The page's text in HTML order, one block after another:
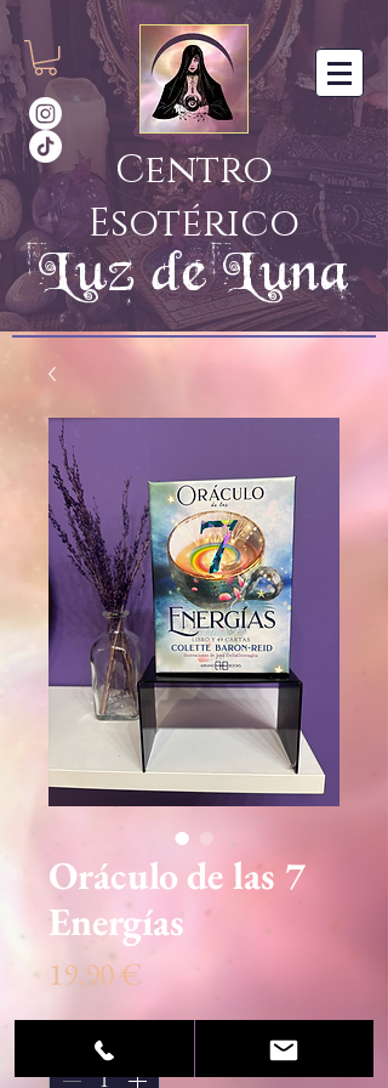
Centro
Esotérico
Luz de Luna
Oráculo de las 7
Energías
19,90 €
Cantidad